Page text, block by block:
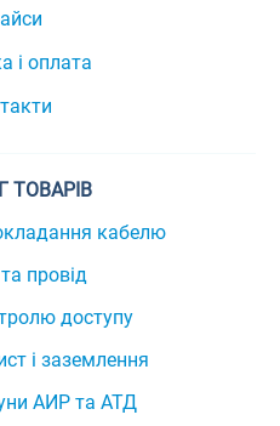
і оплата
ТОВАРІВ
кабелю
провід
доступу
і заземлення
АИР та АТД